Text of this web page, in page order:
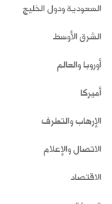
السعودية ودول الخليج
الشرق الأوسط
أوروبا والعالم
أميركا
الإرهاب والتطرف
الاتصال والإعلام
الاقتصاد